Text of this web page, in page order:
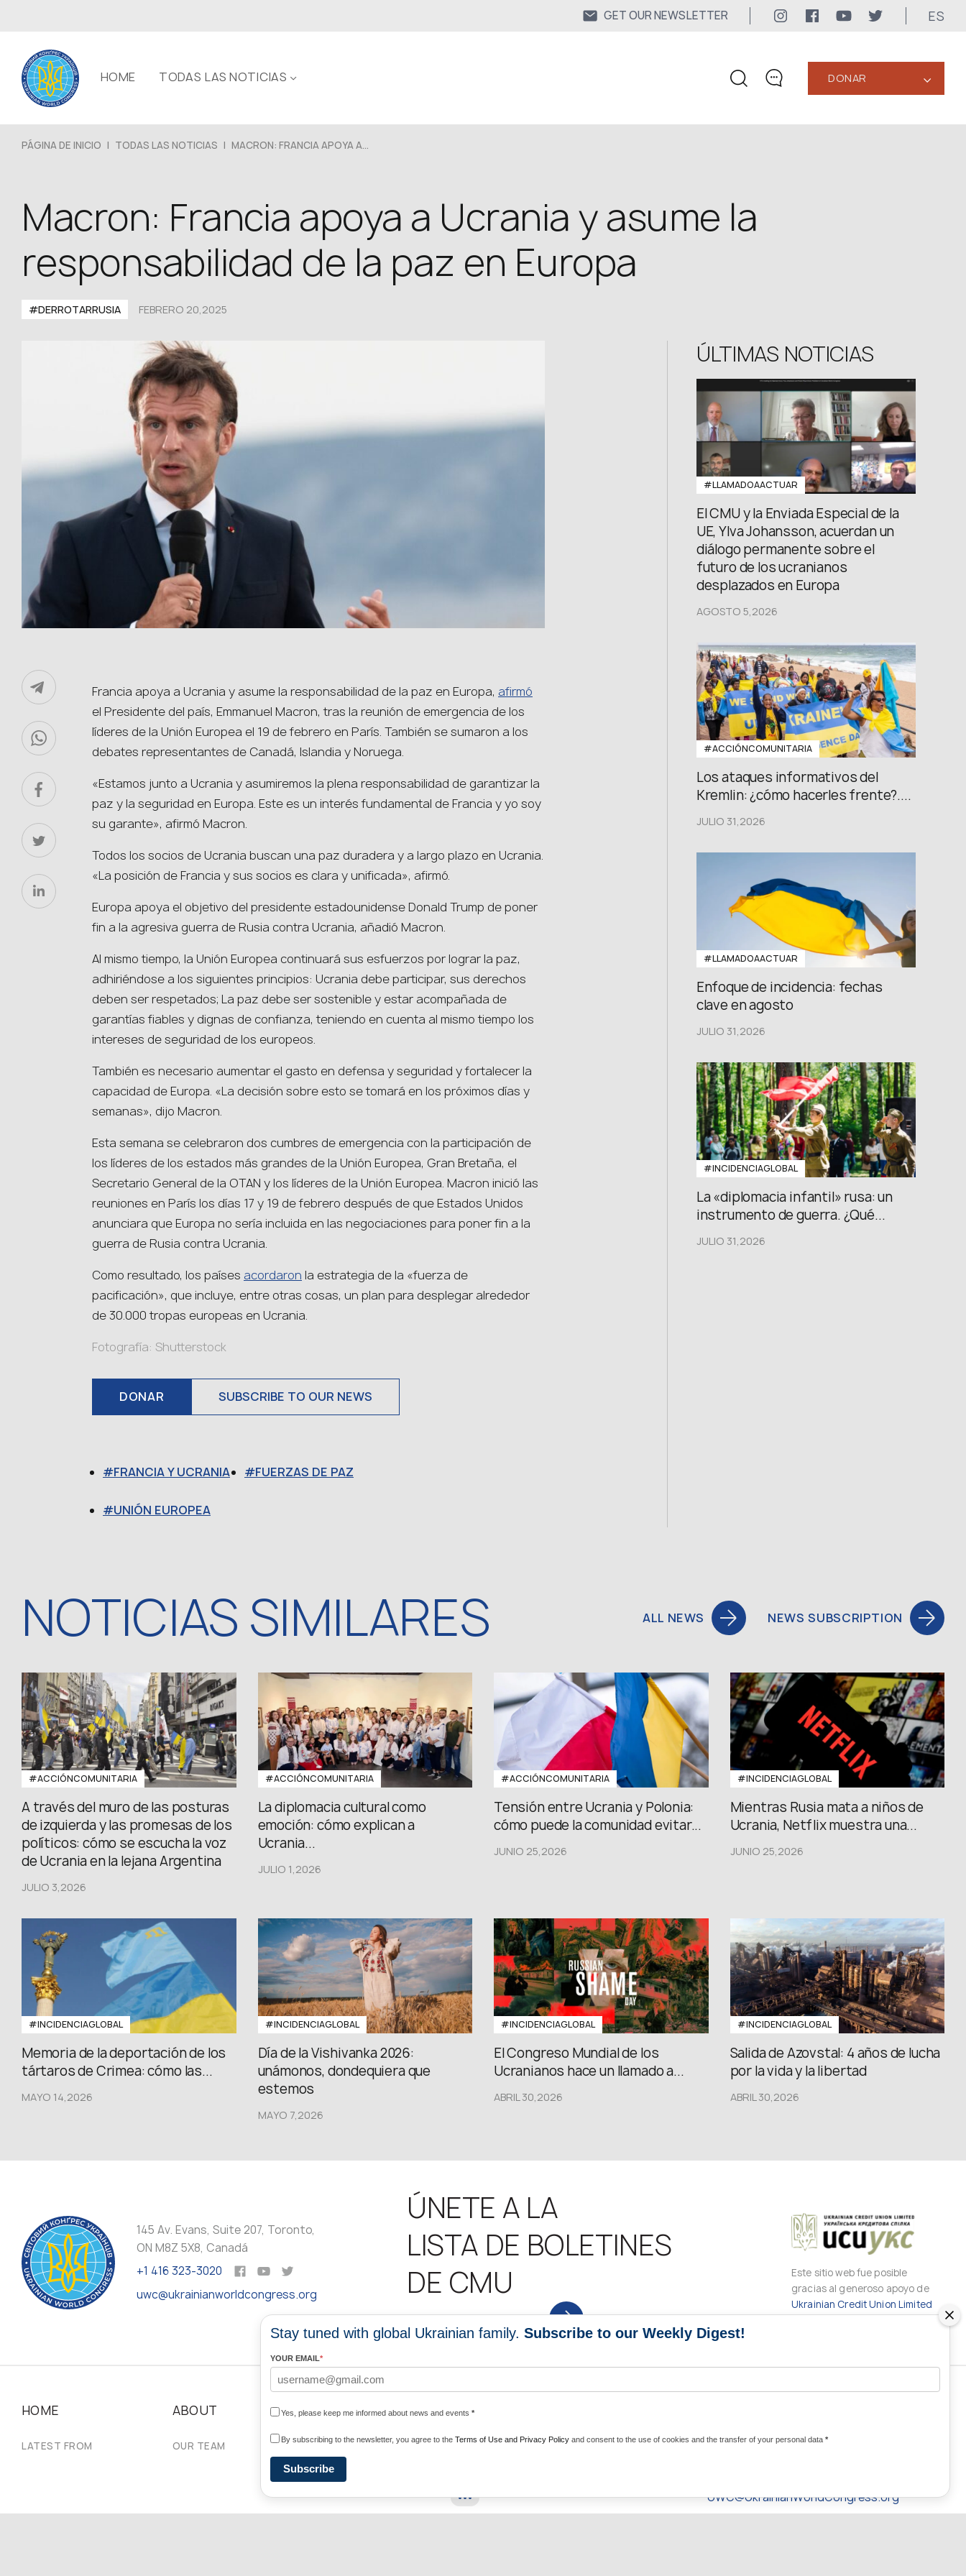
GET OUR NEWSLETTER ES
HOME TODAS LAS NOTICIAS
CONTACTOS DE LOS
MEDIOS DE COMUNICACIÓN
DONAR ‹
PÁGINA DE INICIO | TODAS LAS NOTICIAS | MACRON: FRANCIA APOYA A...
Macron: Francia apoya a Ucrania y asume la
responsabilidad de la paz en Europa
#DERROTARRUSIA FEBRERO 20,2025
Francia apoya a Ucrania y asume la responsabilidad de la paz en Europa, afirmó
el Presidente del país, Emmanuel Macron, tras la reunión de emergencia de los
líderes de la Unión Europea el 19 de febrero en París. También se sumaron a los
debates representantes de Canadá, Islandia y Noruega.
«Estamos junto a Ucrania y asumiremos la plena responsabilidad de garantizar la
paz y la seguridad en Europa. Este es un interés fundamental de Francia y yo soy
su garante», afirmó Macron.
Todos los socios de Ucrania buscan una paz duradera y a largo plazo en Ucrania.
«La posición de Francia y sus socios es clara y unificada», afirmó.
Europa apoya el objetivo del presidente estadounidense Donald Trump de poner
fin a la agresiva guerra de Rusia contra Ucrania, añadió Macron.
Al mismo tiempo, la Unión Europea continuará sus esfuerzos por lograr la paz,
adhiriéndose a los siguientes principios: Ucrania debe participar, sus derechos
deben ser respetados; La paz debe ser sostenible y estar acompañada de
garantías fiables y dignas de confianza, teniendo en cuenta al mismo tiempo los
intereses de seguridad de los europeos.
También es necesario aumentar el gasto en defensa y seguridad y fortalecer la
capacidad de Europa. «La decisión sobre esto se tomará en los próximos días y
semanas», dijo Macron.
Esta semana se celebraron dos cumbres de emergencia con la participación de
los líderes de los estados más grandes de la Unión Europea, Gran Bretaña, el
Secretario General de la OTAN y los líderes de la Unión Europea. Macron inició las
reuniones en París los días 17 y 19 de febrero después de que Estados Unidos
anunciara que Europa no sería incluida en las negociaciones para poner fin a la
guerra de Rusia contra Ucrania.
Como resultado, los países acordaron la estrategia de la «fuerza de
pacificación», que incluye, entre otras cosas, un plan para desplegar alrededor
de 30.000 tropas europeas en Ucrania.
Fotografía: Shutterstock
DONAR SUBSCRIBE TO OUR NEWS
FRANCIA Y UCRANIA FUERZAS DE PAZ
UNIÓN EUROPEA
ÚLTIMAS NOTICIAS
#LLAMADOAACTUAR
El CMU y la Enviada Especial de la
UE, Ylva Johansson, acuerdan un
diálogo permanente sobre el
futuro de los ucranianos
desplazados en Europa
AGOSTO 5,2026
#ACCIÓNCOMUNITARIA
Los ataques informativos del
Kremlin: ¿cómo hacerles frente?....
JULIO 31,2026
#LLAMADOAACTUAR
Enfoque de incidencia: fechas
clave en agosto
JULIO 31,2026
#INCIDENCIAGLOBAL
La «diplomacia infantil» rusa: un
instrumento de guerra. ¿Qué...
JULIO 31,2026
NOTICIAS SIMILARES ALL NEWS NEWS SUBSCRIPTION
#ACCIÓNCOMUNITARIA
A través del muro de las posturas
de izquierda y las promesas de los
políticos: cómo se escucha la voz
de Ucrania en la lejana Argentina
JULIO 3,2026
#ACCIÓNCOMUNITARIA
La diplomacia cultural como
emoción: cómo explican a
Ucrania...
JULIO 1,2026
#ACCIÓNCOMUNITARIA
Tensión entre Ucrania y Polonia:
cómo puede la comunidad evitar...
JUNIO 25,2026
#INCIDENCIAGLOBAL
Mientras Rusia mata a niños de
Ucrania, Netflix muestra una...
JUNIO 25,2026
#INCIDENCIAGLOBAL
Memoria de la deportación de los
tártaros de Crimea: cómo las...
MAYO 14,2026
#INCIDENCIAGLOBAL
Día de la Vishivanka 2026:
unámonos, dondequiera que
estemos
MAYO 7,2026
#INCIDENCIAGLOBAL
El Congreso Mundial de los
Ucranianos hace un llamado a...
ABRIL 30,2026
#INCIDENCIAGLOBAL
Salida de Azovstal: 4 años de lucha
por la vida y la libertad
ABRIL 30,2026
145 Av. Evans, Suite 207, Toronto,
ON M8Z 5X8, Canadá
+1 416 323-3020
uwc@ukrainianworldcongress.org
ÚNETE A LA
LISTA DE BOLETINES
DE CMU
NEWS SUBSCRIPTION
Este sitio web fue posible
gracias al generoso apoyo de
Ukrainian Credit Union Limited
HOME
LATEST FROM
ABOUT
OUR TEAM
NEWS
#UWC NEWS
PROGRAMS
GLOBAL HOLODOMOR
UWC@UkrainianWorldCongress.org
Stay tuned with global Ukrainian family. Subscribe to our Weekly Digest!
YOUR EMAIL*
Yes, please keep me informed about news and events *
By subscribing to the newsletter, you agree to the Terms of Use and Privacy Policy and consent to the use of cookies and the transfer of your personal data *
Subscribe